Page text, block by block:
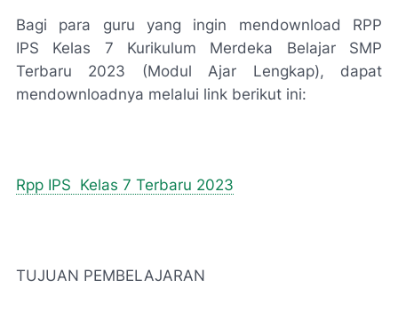
Bagi para guru yang ingin mendownload RPP
IPS Kelas 7 Kurikulum Merdeka Belajar SMP
Terbaru 2023 (Modul Ajar Lengkap), dapat
mendownloadnya melalui link berikut ini:
Rpp IPS Kelas 7 Terbaru 2023
TUJUAN PEMBELAJARAN